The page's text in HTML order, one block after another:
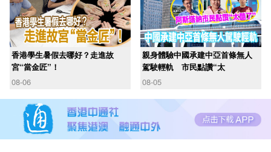
香港學生暑假去哪好？走進故
宮“當金匠”！
08-06
親身體驗中國承建中亞首條無人
駕駛輕軌 市民點讚“太
08-05